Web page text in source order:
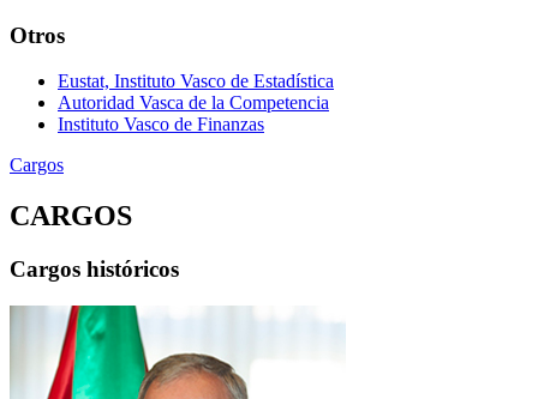
Otros
Eustat, Instituto Vasco de Estadística
Autoridad Vasca de la Competencia
Instituto Vasco de Finanzas
Cargos
CARGOS
Cargos históricos